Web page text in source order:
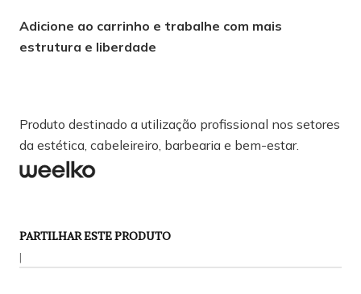
Adicione ao carrinho e trabalhe com mais
estrutura e liberdade
Produto destinado a utilização profissional nos setores
da estética, cabeleireiro, barbearia e bem-estar.
PARTILHAR ESTE PRODUTO
|